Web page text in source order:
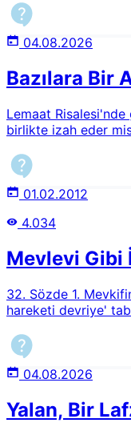
04.08.2026
Bazılara Bir
Lemaat
birlikte izah eder
01.02.2012
4.034
Mevlevi Gibi
32. Sözde 1.
hareketi devriye'
04.08.2026
Yalan, Bir